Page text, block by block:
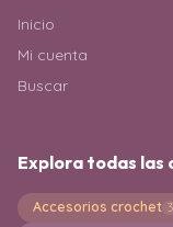
Inicio
Mi cuenta
Buscar
Explora todas las
Accesorios crochet